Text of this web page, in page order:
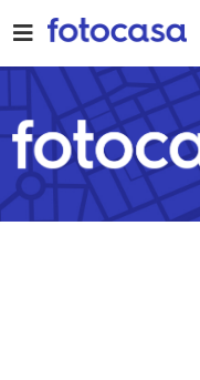
to
content